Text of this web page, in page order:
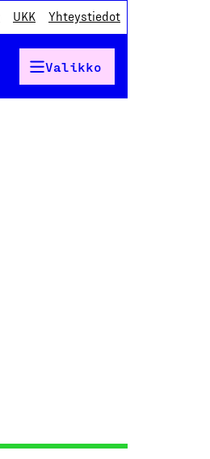
UKK Yhteystiedot
Valikko